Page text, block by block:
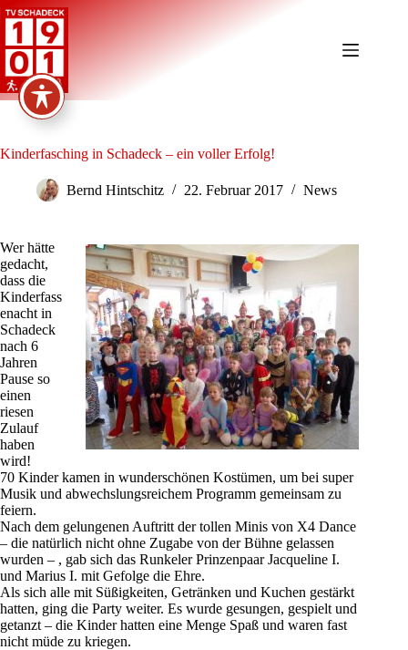
Zum
Inhalt
springen
Kinderfasching in Schadeck – ein voller Erfolg!
Bernd Hintschitz 22. Februar 2017 News
Wer hätte
gedacht,
dass die
Kinderfass
enacht in
Schadeck
nach 6
Jahren
Pause so
einen
riesen
Zulauf
haben
wird!
70 Kinder kamen in wunderschönen Kostümen, um bei super
Musik und abwechslungsreichem Programm gemeinsam zu
feiern.
Nach dem gelungenen Auftritt der tollen Minis von X4 Dance
– die natürlich nicht ohne Zugabe von der Bühne gelassen
wurden – , gab sich das Runkeler Prinzenpaar Jacqueline I.
und Marius I. mit Gefolge die Ehre.
Als sich alle mit Süßigkeiten, Getränken und Kuchen gestärkt
hatten, ging die Party weiter. Es wurde gesungen, gespielt und
getanzt – die Kinder hatten eine Menge Spaß und waren fast
nicht müde zu kriegen.